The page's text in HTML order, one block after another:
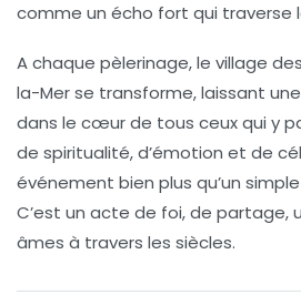
comme un écho fort qui traverse
A chaque pèlerinage, le village
la-Mer se transforme, laissant
dans le cœur de tous ceux qui y
de spiritualité, d’émotion et de
événement bien plus qu’un
C’est un acte de foi, de partage,
âmes à travers les siècles.